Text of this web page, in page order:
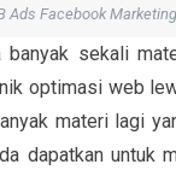
Ads Facebook
sekali
optimasi web
materi lagi
dapatkan untuk